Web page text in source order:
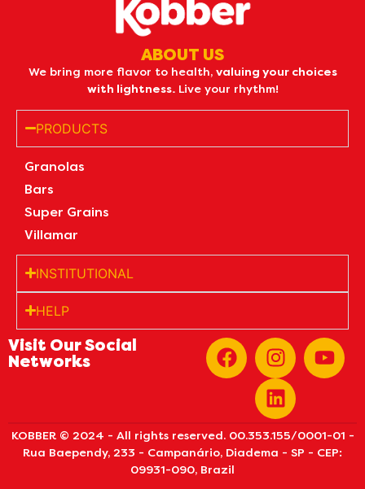
ABOUT US
We bring more flavor to health, valuing your choices
with lightness.Live your rhythm!
PRODUCTS
Granolas
Bars
Super Grains
Villamar
INSTITUTIONAL
HELP
Visit Our Social
Networks
KOBBER © 2024 - All rights reserved. 00.353.155/0001-01 -
Rua Baependy, 233 - Campanário, Diadema - SP - CEP:
09931-090, Brazil